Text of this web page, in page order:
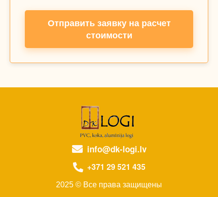
Отправить заявку на расчет
стоимости
info@dk-logi.lv
+371 29 521 435
2025 © Все права защищены